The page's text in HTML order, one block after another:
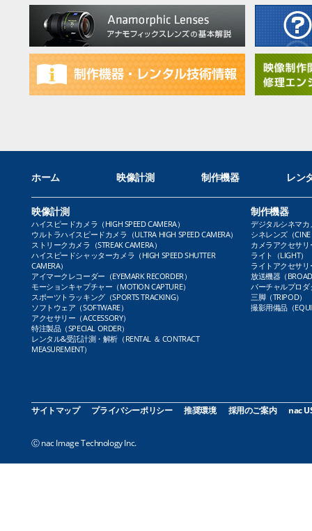
ホーム 映像計測 制作機器 レン
映像計測
ハイスピードカメラ（HIGH SPEED CAMERA）
ウルトラハイスピードカメラ（ULTRA HIGH SPEED CAMERA）
ストリークカメラ（STREAK CAMERA）
ハイスピードシャッターカメラ（HIGH SPEED SHUTTER
CAMERA）
アイマークレコーダー（EYEMARK RECORDER）
モーションキャプチャー（MOTION CAPTURE）
スポーツトラッキング（SPORTS TRACKING）
ソフトウェア（SOFTWARE）
アクセサリー（ACCESSORY）
特注製品（SPECIAL ORDER）
レンタル&受託計測・解析（RENTAL ＆ CONTRACT
MEASUREMENT）
制作機器
デジタルシネマカ
シネレンズ（CINE
カメラアクセサリ
ライト（LIGHT）
ライトアクセサリ
放送機器（
バーチャルプロダ
三脚（TRIPOD）
撮影用備品（
サイトマップ プライバシーポリシー 推奨環境 採用のご案内 nac
Ⓒ nac Image Technology Inc.